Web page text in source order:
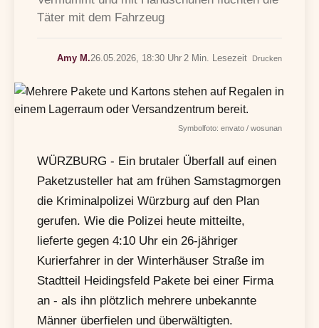
Täter mit dem Fahrzeug
Amy M.26.05.2026, 18:30 Uhr 2 Min. Lesezeit Drucken
Symbolfoto: envato / wosunan
WÜRZBURG - Ein brutaler Überfall auf einen
Paketzusteller hat am frühen Samstagmorgen
die Kriminalpolizei Würzburg auf den Plan
gerufen. Wie die Polizei heute mitteilte,
lieferte gegen 4:10 Uhr ein 26-jähriger
Kurierfahrer in der Winterhäuser Straße im
Stadtteil Heidingsfeld Pakete bei einer Firma
an - als ihn plötzlich mehrere unbekannte
Männer überfielen und überwältigten.